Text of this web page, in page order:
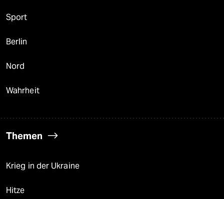
Sport
Berlin
Nord
Wahrheit
Themen
Krieg in der Ukraine
Hitze